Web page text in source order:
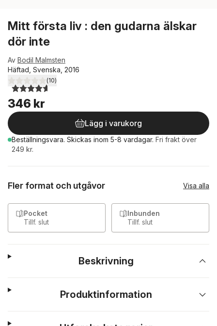
Mitt första liv : den gudarna älskar
dör inte
Av Bodil Malmsten
Häftad, Svenska, 2016
4,6utav 5 stjärnor. Totalt antal röster:
(10)
346 kr
Lägg i varukorg
Beställningsvara. Skickas inom 5-8 vardagar. Fri frakt över
249 kr.
Fler format och utgåvor Visa alla
Pocket
Tillf. slut
Inbunden
Tillf. slut
Beskrivning
Produktinformation